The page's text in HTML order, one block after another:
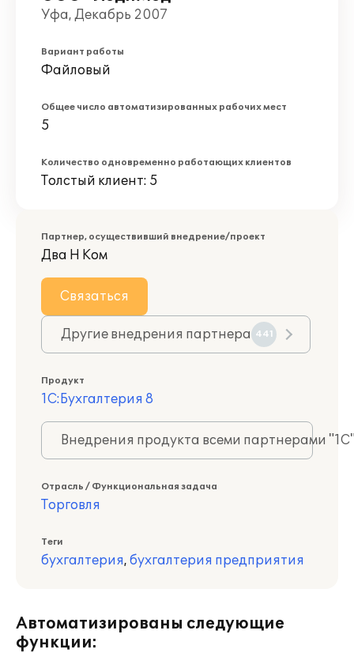
Уфа, Декабрь 2007
Вариант работы
Файловый
Общее число автоматизированных рабочих мест
5
Количество одновременно работающих клиентов
Толстый клиент: 5
Партнер, осуществивший внедрение/проект
Два Н Ком
Связаться
Другие внедрения партнера 441
Продукт
1С:Бухгалтерия 8
Внедрения продукта всеми партнерами
Отрасль / Функциональная задача
Торговля
Теги
бухгалтерия, бухгалтерия предприятия
Автоматизированы следующие
функции: